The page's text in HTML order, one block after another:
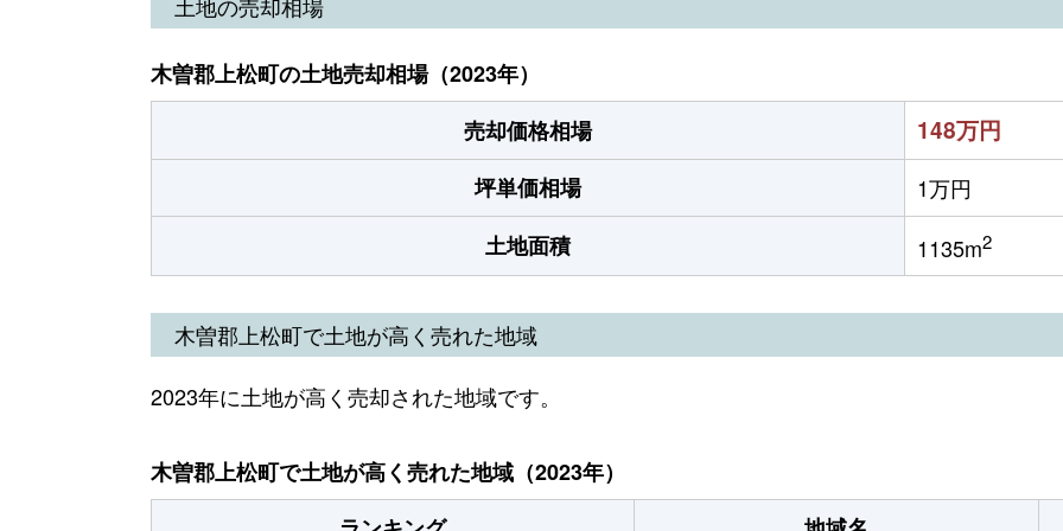
木曽郡上松町の土地売却相場（2023年）
売却価格相場
148万円
坪単価相場
1万円
土地面積
1135m2
木曽郡上松町で土地が高く売れた地域
2023年に土地が高く売却された地域です。
木曽郡上松町で土地が高く売れた地域（2023年）